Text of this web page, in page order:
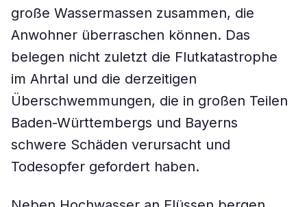
große Wassermassen zusammen, die
Anwohner überraschen können. Das
belegen nicht zuletzt die Flutkatastrophe
im Ahrtal und die derzeitigen
Überschwemmungen, die in großen Teilen
Baden-Württembergs und Bayerns
schwere Schäden verursacht und
Todesopfer gefordert haben.